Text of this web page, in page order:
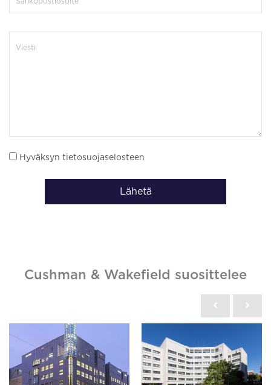
Hyväksyn tietosuojaselosteen
Lähetä
Cushman & Wakefield suosittelee